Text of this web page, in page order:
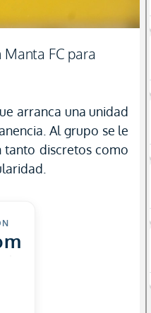
FC para
arranca una unidad
Al grupo se le
tanto discretos como